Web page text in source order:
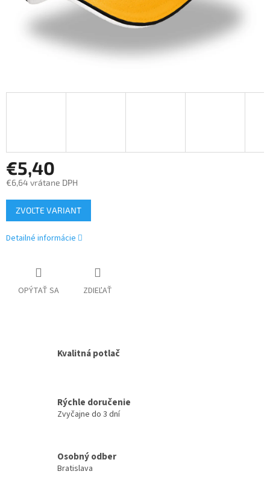
€5,40
€6,64 vrátane DPH
Jednotková
cena:
ZVOĽTE VARIANT
Detailné informácie
OPÝTAŤ SA ZDIEĽAŤ
Kvalitná potlač
Rýchle doručenie
Zvyčajne do 3 dní
Osobný odber
Bratislava